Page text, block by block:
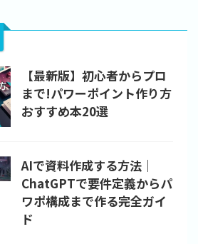
【最新版】初心者からプロ
まで!パワーポイント作り方
おすすめ本20選
AIで資料作成する方法｜
ChatGPTで要件定義からパ
ワポ構成まで作る完全ガイ
ド